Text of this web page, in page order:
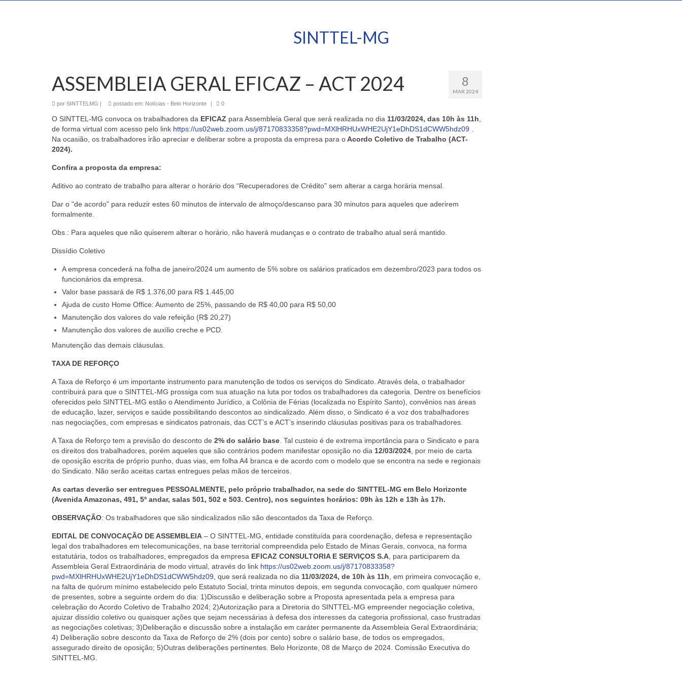
SINTTEL-MG
8
MAR 2024
ASSEMBLEIA GERAL EFICAZ – ACT 2024
por SINTTELMG | postado em: Notícias - Belo Horizonte | 0
O SINTTEL-MG convoca os trabalhadores da EFICAZ para Assembleia Geral que será realizada no dia 11/03/2024, das 10h às 11h
de forma virtual com acesso pelo link https://us02web.zoom.us/j/87170833358?pwd=MXlHRHUxWHE2UjY1eDhDS1dCWW5hdz09
Na ocasião, os trabalhadores irão apreciar e deliberar sobre a proposta da empresa para oAcordo Coletivo de Trabalho (ACT-
2024).
Confira a proposta da empresa:
Aditivo ao contrato de trabalho para alterar o horário dos “Recuperadores de Crédito” sem alterar a carga horária mensal.
Dar o “de acordo” para reduzir estes 60 minutos de intervalo de almoço/descanso para 30 minutos para aqueles que aderirem
formalmente.
Obs.: Para aqueles que não quiserem alterar o horário, não haverá mudanças e o contrato de trabalho atual será mantido.
Dissídio Coletivo
A empresa concederá na folha de janeiro/2024 um aumento de 5% sobre os salários praticados em dezembro/2023 para todos os
funcionários da empresa.
Valor base passará de R$ 1.376,00 para R$ 1.445,00
Ajuda de custo Home Office: Aumento de 25%, passando de R$ 40,00 para R$ 50,00
Manutenção dos valores do vale refeição (R$ 20,27)
Manutenção dos valores de auxílio creche e PCD.
Manutenção das demais cláusulas.
TAXA DE REFORÇO
A Taxa de Reforço é um importante instrumento para manutenção de todos os serviços do Sindicato. Através dela, o trabalhador
contribuirá para que o SINTTEL-MG prossiga com sua atuação na luta por todos os trabalhadores da categoria. Dentre os benefícios
oferecidos pelo SINTTEL-MG estão o Atendimento Jurídico, a Colônia de Férias (localizada no Espírito Santo), convênios nas áreas
de educação, lazer, serviços e saúde possibilitando descontos ao sindicalizado. Além disso, o Sindicato é a voz dos trabalhadores
nas negociações, com empresas e sindicatos patronais, das CCT’s e ACT’s inserindo cláusulas positivas para os trabalhadores.
A Taxa de Reforço tem a previsão do desconto de 2% do salário base Tal custeio é de extrema importância para o Sindicato e para
os direitos dos trabalhadores, porém aqueles que são contrários podem manifestar oposição no dia 12/03/2024 , por meio de carta
de oposição escrita de próprio punho, duas vias, em folha A4 branca e de acordo com o modelo que se encontra na sede e regionais
do Sindicato. Não serão aceitas cartas entregues pelas mãos de terceiros.
As cartas deverão ser entregues PESSOALMENTE, pelo próprio trabalhador, na sede do SINTTEL-MG em Belo Horizonte
(Avenida Amazonas, 491, 5º andar, salas 501, 502 e 503. Centro), nos seguintes horários: 09h às 12h e 13h às 17h.
OBSERVAÇÃO: Os trabalhadores que são sindicalizados não são descontados da Taxa de Reforço.
EDITAL DE CONVOCAÇÃO DE ASSEMBLEIA – O SINTTEL-MG, entidade constituída para coordenação, defesa e representação
legal dos trabalhadores em telecomunicações, na base territorial compreendida pelo Estado de Minas Gerais, convoca, na forma
estatutária, todos os trabalhadores, empregados da empresa EFICAZ CONSULTORIA E SERVIÇOS S.A , para participarem da
Assembleia Geral Extraordinária de modo virtual, através do link https://us02web.zoom.us/j/87170833358?
pwd=MXlHRHUxWHE2UjY1eDhDS1dCWW5hdz09 , que será realizada no dia 11/03/2024, de 10h às 11h , em primeira convocação e,
na falta de quórum mínimo estabelecido pelo Estatuto Social, trinta minutos depois, em segunda convocação, com qualquer número
de presentes, sobre a seguinte ordem do dia: 1)Discussão e deliberação sobre a Proposta apresentada pela a empresa para
celebração do Acordo Coletivo de Trabalho 2024; 2)Autorização para a Diretoria do SINTTEL-MG empreender negociação coletiva,
ajuizar dissídio coletivo ou quaisquer ações que sejam necessárias à defesa dos interesses da categoria profissional, caso frustradas
as negociações coletivas; 3)Deliberação e discussão sobre a instalação em caráter permanente da Assembleia Geral Extraordinária;
4) Deliberação sobre desconto da Taxa de Reforço de 2% (dois por cento) sobre o salário base, de todos os empregados,
assegurado direito de oposição; 5)Outras deliberações pertinentes. Belo Horizonte, 08 de Março de 2024. Comissão Executiva do
SINTTEL-MG.